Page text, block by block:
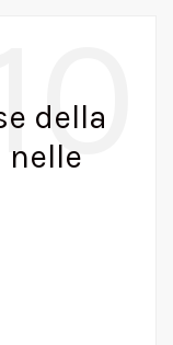
della
nelle